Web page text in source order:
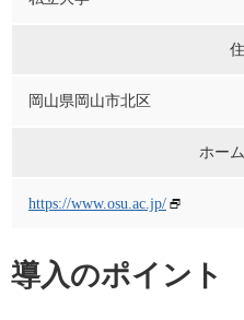
岡山県岡山市北区
ホー
https://www.osu.ac.jp/
導入のポイント